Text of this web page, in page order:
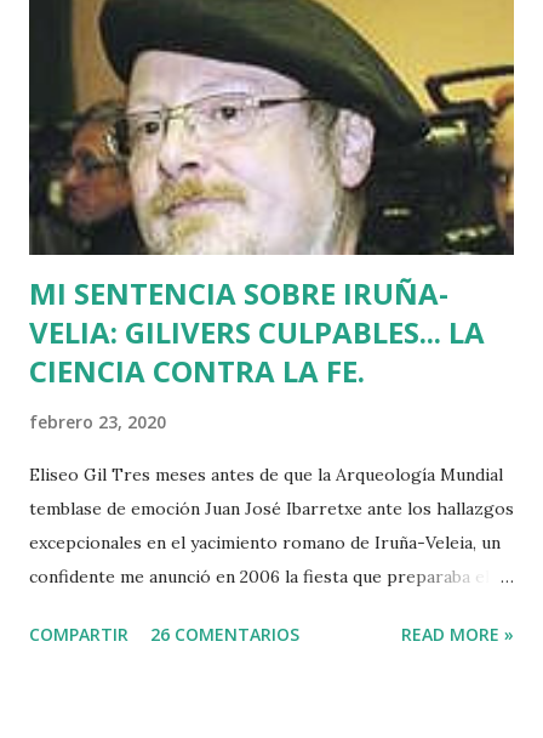
dirigente de Sortu. Tras aquel vil secuestro, las calles de
Euskadi dejaron de ser dominadas por ETA y su entorno
político. Nadie recuerda en Bilbao una manifestación mayor
que la que había pedido la liberación de Miguel Angel
Blanco horas antes de su asesinato: concentró a más de
medio millón de personas. Fuimos muchos los que
descubrimos que l...
MI SENTENCIA SOBRE IRUÑA-
VELIA: GILIVERS CULPABLES... LA
CIENCIA CONTRA LA FE.
febrero 23, 2020
Eliseo Gil Tres meses antes de que la Arqueología Mundial
temblase de emoción Juan José Ibarretxe ante los hallazgos
excepcionales en el yacimiento romano de Iruña-Veleia, un
confidente me anunció en 2006 la fiesta que preparaba el
primer calvario de la Cristiandad (con un sonrojante RIP en
COMPARTIR 26 COMENTARIOS READ MORE »